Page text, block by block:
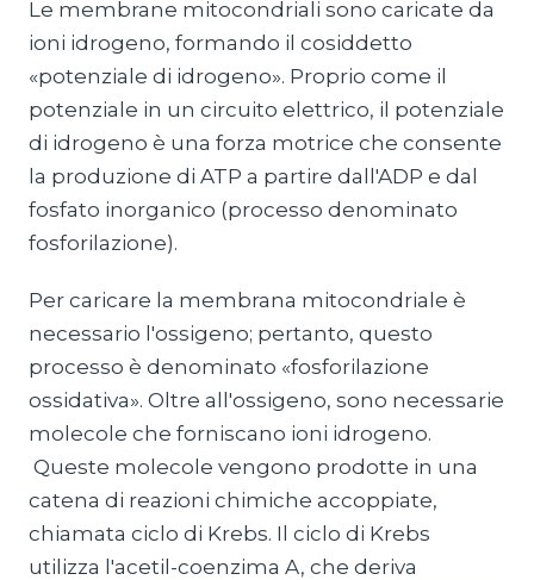
Le membrane mitocondriali sono caricate da
ioni idrogeno, formando il cosiddetto
«potenziale di idrogeno». Proprio come il
potenziale in un circuito elettrico, il potenziale
di idrogeno è una forza motrice che consente
la produzione di ATP a partire dall'ADP e dal
fosfato inorganico (processo denominato
fosforilazione).
Per caricare la membrana mitocondriale è
necessario l'ossigeno; pertanto, questo
processo è denominato «fosforilazione
ossidativa». Oltre all'ossigeno, sono necessarie
molecole che forniscano ioni idrogeno.
Queste molecole vengono prodotte in una
catena di reazioni chimiche accoppiate,
chiamata ciclo di Krebs. Il ciclo di Krebs
utilizza l'acetil-coenzima A, che deriva